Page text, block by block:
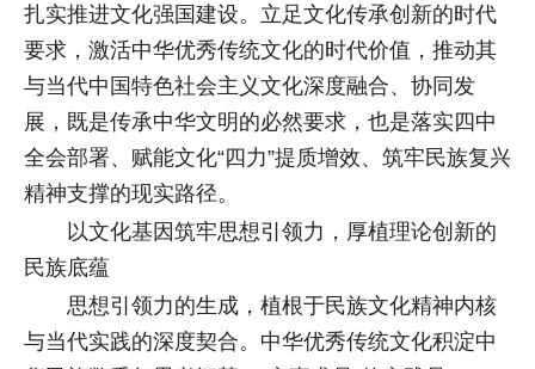
扎实推进文化强国建设。立足文化传承创新的时代
要求，激活中华优秀传统文化的时代价值，推动其
与当代中国特色社会主义文化深度融合、协同发
展，既是传承中华文明的必然要求，也是落实四中
全会部署、赋能文化“四力”提质增效、筑牢民族复兴
精神支撑的现实路径。
以文化基因筑牢思想引领力，厚植理论创新的
民族底蕴
思想引领力的生成，植根于民族文化精神内核
与当代实践的深度契合。中华优秀传统文化积淀中